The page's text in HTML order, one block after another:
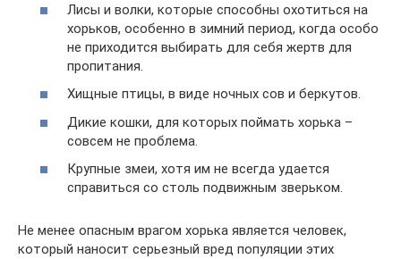
Лисы и волки, которые способны охотиться на
хорьков, особенно в зимний период, когда особо
не приходится выбирать для себя жертв для
пропитания.
Хищные птицы, в виде ночных сов и беркутов.
Дикие кошки, для которых поймать хорька –
совсем не проблема.
Крупные змеи, хотя им не всегда удается
справиться со столь подвижным зверьком.
Не менее опасным врагом хорька является человек,
который наносит серьезный вред популяции этих